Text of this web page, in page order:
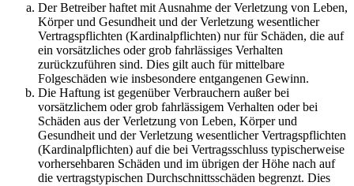
Der Betreiber haftet mit Ausnahme der Verletzung von Leben,
Körper und Gesundheit und der Verletzung wesentlicher
Vertragspflichten (Kardinalpflichten) nur für Schäden, die auf
ein vorsätzliches oder grob fahrlässiges Verhalten
zurückzuführen sind. Dies gilt auch für mittelbare
Folgeschäden wie insbesondere entgangenen Gewinn.
Die Haftung ist gegenüber Verbrauchern außer bei
vorsätzlichem oder grob fahrlässigem Verhalten oder bei
Schäden aus der Verletzung von Leben, Körper und
Gesundheit und der Verletzung wesentlicher Vertragspflichten
(Kardinalpflichten) auf die bei Vertragsschluss typischerweise
vorhersehbaren Schäden und im übrigen der Höhe nach auf
die vertragstypischen Durchschnittsschäden begrenzt. Dies